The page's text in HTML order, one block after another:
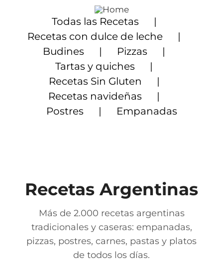
contenido
Todas las Recetas
Recetas con dulce de leche
Budines
Pizzas
Tartas y quiches
Recetas Sin Gluten
Recetas navideñas
Postres
Empanadas
Recetas Argentinas
Más de 2.000 recetas argentinas
tradicionales y caseras: empanadas,
pizzas, postres, carnes, pastas y platos
de todos los días.